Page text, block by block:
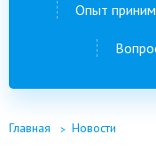
Опыт
Главная Новости